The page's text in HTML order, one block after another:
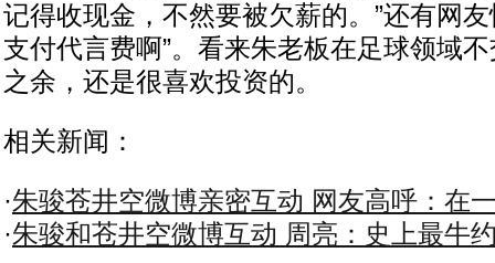
记得收现金，不然要被欠薪的。”还有网
支付代言费啊”。看来朱老板在足球领域
之余，还是很喜欢投资的。
相关新闻：
·朱骏苍井空微博亲密互动 网友高呼：在
·朱骏和苍井空微博互动 周亮：史上最牛